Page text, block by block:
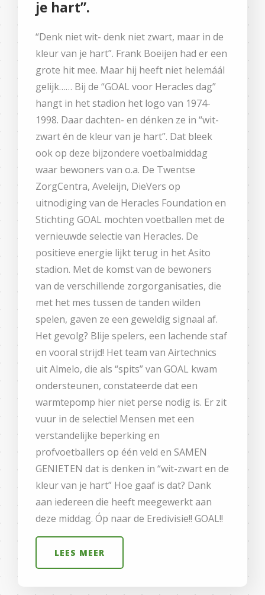
je hart”.
“Denk niet wit- denk niet zwart, maar in de
kleur van je hart”. Frank Boeijen had er een
grote hit mee. Maar hij heeft niet helemáál
gelijk…… Bij de “GOAL voor Heracles dag”
hangt in het stadion het logo van 1974-
1998. Daar dachten- en dénken ze in “wit-
zwart én de kleur van je hart”. Dat bleek
ook op deze bijzondere voetbalmiddag
waar bewoners van o.a. De Twentse
ZorgCentra, Aveleijn, DieVers op
uitnodiging van de Heracles Foundation en
Stichting GOAL mochten voetballen met de
vernieuwde selectie van Heracles. De
positieve energie lijkt terug in het Asito
stadion. Met de komst van de bewoners
van de verschillende zorgorganisaties, die
met het mes tussen de tanden wilden
spelen, gaven ze een geweldig signaal af.
Het gevolg? Blije spelers, een lachende staf
en vooral strijd! Het team van Airtechnics
uit Almelo, die als “spits” van GOAL kwam
ondersteunen, constateerde dat een
warmtepomp hier niet perse nodig is. Er zit
vuur in de selectie! Mensen met een
verstandelijke beperking en
profvoetballers op één veld en SAMEN
GENIETEN dat is denken in “wit-zwart en de
kleur van je hart” Hoe gaaf is dat? Dank
aan iedereen die heeft meegewerkt aan
deze middag. Óp naar de Eredivisie!! GOAL!!
LEES MEER